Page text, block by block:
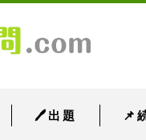
🖊出題 📌